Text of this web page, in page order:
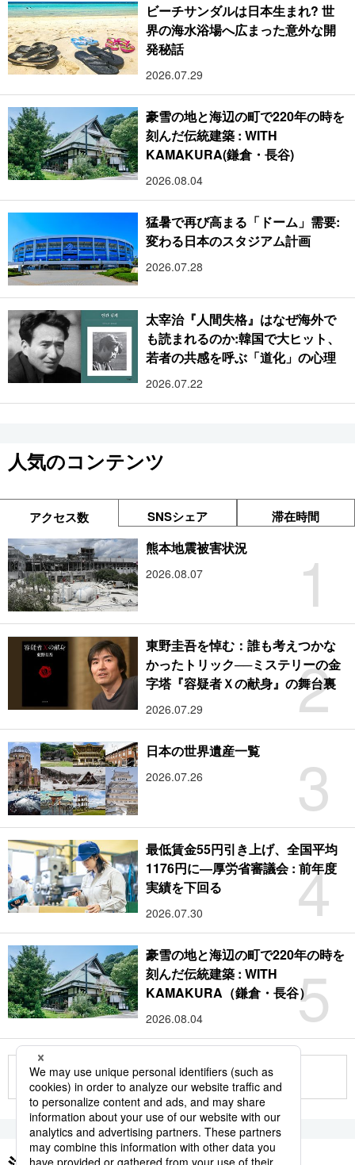
ビーチサンダルは日本生まれ? 世
界の海水浴場へ広まった意外な開
発秘話
2026.07.29
豪雪の地と海辺の町で220年の時を
刻んだ伝統建築 : WITH
KAMAKURA(鎌倉・長谷)
2026.08.04
猛暑で再び高まる「ドーム」需要:
変わる日本のスタジアム計画
2026.07.28
太宰治『人間失格』はなぜ海外で
も読まれるのか:韓国で大ヒット、
若者の共感を呼ぶ「道化」の心理
2026.07.22
人気のコンテンツ
アクセス数 SNSシェア 滞在時間
1
熊本地震被害状況
2026.08.07
2
東野圭吾を悼む：誰も考えつかな
かったトリック──ミステリーの金
字塔『容疑者Ｘの献身』の舞台裏
2026.07.29
3
日本の世界遺産一覧
2026.07.26
4
最低賃金55円引き上げ、全国平均
1176円に―厚労省審議会 : 前年度
実績を下回る
2026.07.30
5
豪雪の地と海辺の町で220年の時を
刻んだ伝統建築 : WITH
KAMAKURA（鎌倉・長谷）
2026.08.04
もっと見る